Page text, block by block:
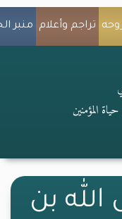
تراجم وأعلام منبر
المؤمنين
بن